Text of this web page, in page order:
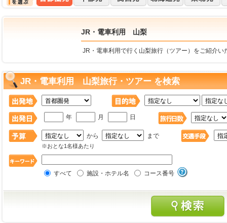
JR・電車利用 山梨
JR・電車利用で行く山梨旅行（ツアー）をご紹介い
JR・電車利用 山梨旅行・ツアー を検索
年 月 日
から まで
※おとな1名様あたり
すべて 施設・ホテル名 コース番号